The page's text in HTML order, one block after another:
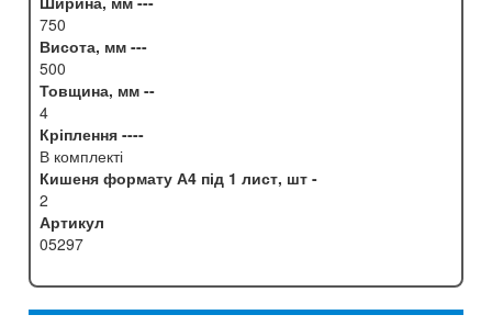
750
Висота, мм ---
500
Товщина, мм --
4
Кріплення ----
В комплекті
Кишеня формату А4 під 1 лист, шт -
2
Артикул
05297